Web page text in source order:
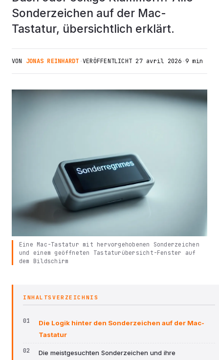
Sonderzeichen auf der Mac-
Tastatur, übersichtlich erklärt.
VON JONAS REINHARDT ·VERÖFFENTLICHT 27 avril 2026 ·9 min
Eine Mac-Tastatur mit hervorgehobenen Sonderzeichen
und einem geöffneten Tastaturübersicht-Fenster auf
dem Bildschirm
INHALTSVERZEICHNIS
Die Logik hinter den Sonderzeichen auf der Mac-
Tastatur
Die meistgesuchten Sonderzeichen und ihre